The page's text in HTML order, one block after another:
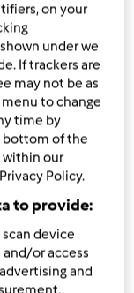
sięaby dodawać
komentarze
11.08.2016
do zadnego
on your
under we
If trackers are
may not be as
to change
time by
bottom of the
within our
Policy.
to provide:
device
or access
and